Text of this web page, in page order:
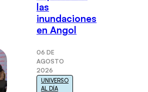
las
inundaciones
en Angol
06 DE
AGOSTO
2026
UNIVERSO
AL DÍA